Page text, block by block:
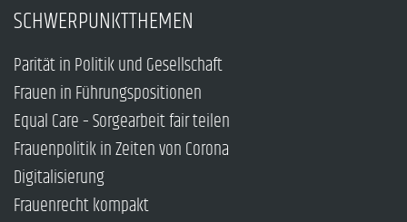
SCHWERPUNKTTHEMEN
Parität in Politik und Gesellschaft
Frauen in Führungspositionen
Equal Care – Sorgearbeit fair teilen
Frauenpolitik in Zeiten von Corona
Digitalisierung
Frauenrecht kompakt